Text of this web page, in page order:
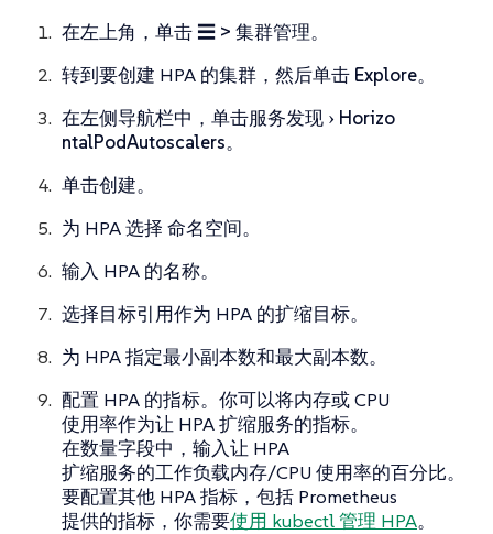
在左上角，单击 ☰ > 集群管理。
转到要创建 HPA 的集群，然后单击 Explore。
在左侧导航栏中，单击服务发现
Horizo​​
ntalPodAutoscalers。
单击创建。
为 HPA 选择 命名空间。
输入 HPA 的名称。
选择目标引用作为 HPA 的扩缩目标。
为 HPA 指定最小副本数和最大副本数。
配置 HPA 的指标。你可以将内存或 CPU
使用率作为让 HPA 扩缩服务的指标。
在数量字段中，输入让 HPA
扩缩服务的工作负载内存/CPU 使用率的百分比。
要配置其他 HPA 指标，包括 Prometheus
提供的指标，你需要使用 kubectl 管理 HPA。